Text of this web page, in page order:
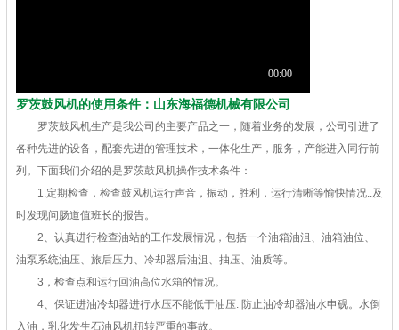
罗茨鼓风机的使用条件：山东海福德机械有限公司
罗茨鼓风机生产是我公司的主要产品之一，随着业务的发展，公司引进了
各种先进的设备，配套先进的管理技术，一体化生产，服务，产能进入同行前
列。下面我们介绍的是罗茨鼓风机操作技术条件：
1.定期检查，检查鼓风机运行声音，振动，胜利，运行清晰等愉快情况..及
时发现问肠道值班长的报告。
2、认真进行检查油站的工作发展情况，包括一个油箱油沮、油箱油位、
油泵系统油压、旅后压力、冷却器后油沮、抽压、油质等。
3，检查点和运行回油高位水箱的情况。
4、保证进油冷却器进行水压不能低于油压. 防止油冷却器油水申砚。水倒
入油，乳化发生石油风机扭转严重的事故。